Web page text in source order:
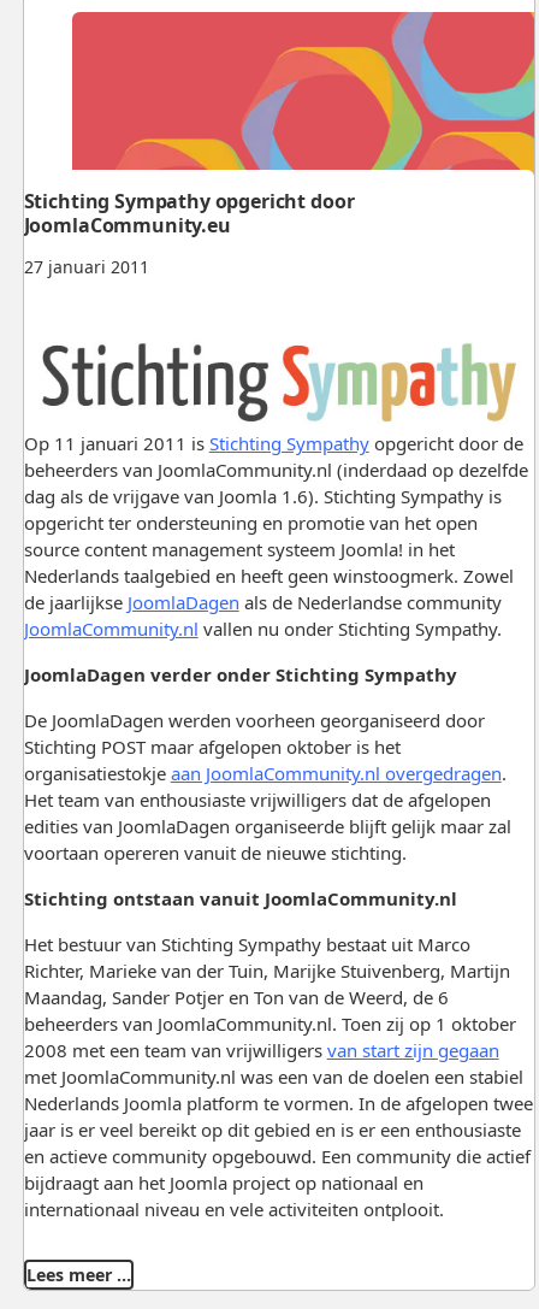
27 januari 2011
Stichting Sympathy opgericht door
JoomlaCommunity.eu
Op 11 januari 2011 is Stichting Sympathyopgericht door de
beheerders van JoomlaCommunity.nl (inderdaad op dezelfde
dag als de vrijgave van Joomla 1.6). Stichting Sympathy is
opgericht ter ondersteuning en promotie van het open
source content management systeem Joomla! in het
Nederlands taalgebied en heeft geen winstoogmerk. Zowel
de jaarlijkse JoomlaDagen als de Nederlandse community
JoomlaCommunity.nl vallen nu onder Stichting Sympathy.
JoomlaDagen verder onder Stichting Sympathy
De JoomlaDagen werden voorheen georganiseerd door
Stichting POST maar afgelopen oktober is het
organisatiestokje aan JoomlaCommunity.nl overgedragen.
Het team van enthousiaste vrijwilligers dat de afgelopen
edities van JoomlaDagen organiseerde blijft gelijk maar zal
voortaan opereren vanuit de nieuwe stichting.
Stichting ontstaan vanuit JoomlaCommunity.nl
Het bestuur van Stichting Sympathy bestaat uit Marco
Richter, Marieke van der Tuin, Marijke Stuivenberg, Martijn
Maandag, Sander Potjer en Ton van de Weerd, de 6
beheerders van JoomlaCommunity.nl. Toen zij op 1 oktober
2008 met een team van vrijwilligers van start zijn gegaan
met JoomlaCommunity.nl was een van de doelen een stabiel
Nederlands Joomla platform te vormen. In de afgelopen twee
jaar is er veel bereikt op dit gebied en is er een enthousiaste
en actieve community opgebouwd. Een community die actief
bijdraagt aan het Joomla project op nationaal en
internationaal niveau en vele activiteiten ontplooit.
Lees meer …